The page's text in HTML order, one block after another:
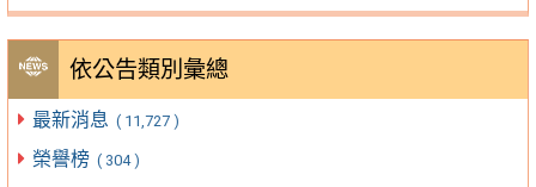
依公告類別彙總
最新消息 ( 11,727 )
榮譽榜 ( 304 )